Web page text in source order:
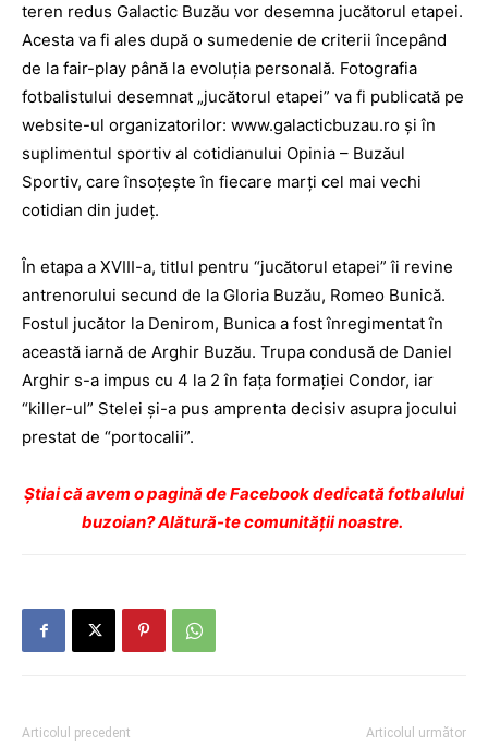
teren redus Galactic Buzău vor desemna jucătorul etapei.
Acesta va fi ales după o sumedenie de criterii începând
de la fair-play până la evoluţia personală. Fotografia
fotbalistului desemnat „jucătorul etapei” va fi publicată pe
website-ul organizatorilor: www.galacticbuzau.ro şi în
suplimentul sportiv al cotidianului Opinia – Buzăul
Sportiv, care însoţeşte în fiecare marţi cel mai vechi
cotidian din judeţ.
În etapa a XVIII-a, titlul pentru “jucătorul etapei” îi revine
antrenorului secund de la Gloria Buzău, Romeo Bunică.
Fostul jucător la Denirom, Bunica a fost înregimentat în
această iarnă de Arghir Buzău. Trupa condusă de Daniel
Arghir s-a impus cu 4 la 2 în faţa formaţiei Condor, iar
“killer-ul” Stelei şi-a pus amprenta decisiv asupra jocului
prestat de “portocalii”.
Ştiai că avem o pagină de Facebook dedicată fotbalului
buzoian? Alătură-te comunității noastre.
Articolul precedent Articolul următor